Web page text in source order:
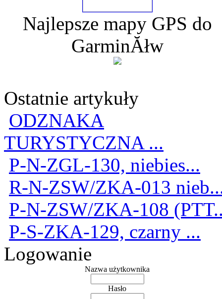
Najlepsze mapy GPS do
GarminĂłw
Ostatnie artykuły
ODZNAKA
TURYSTYCZNA ...
P-N-ZGL-130, niebies...
R-N-ZSW/ZKA-013
P-N-ZSW/ZKA-108
P-S-ZKA-129, czarny ...
Logowanie
Nazwa użytkownika
Hasło